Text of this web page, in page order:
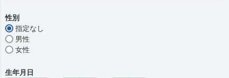
性別
指定なし
男性
女性
生年月日